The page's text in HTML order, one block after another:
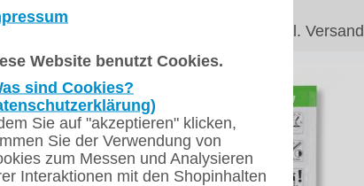
Website benutzt Cookies.
sind Cookies?
Sie auf "akzeptieren" klicken,
Sie der Verwendung von
zum Messen und Analysieren
Interaktionen mit den Shopinhalten
zzgl. Versand